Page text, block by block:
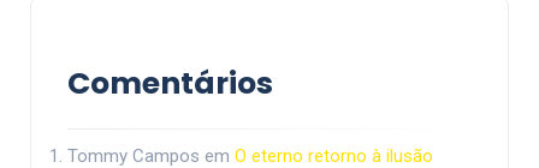
Comentários
Tommy Campos em O eterno retorno à ilusão